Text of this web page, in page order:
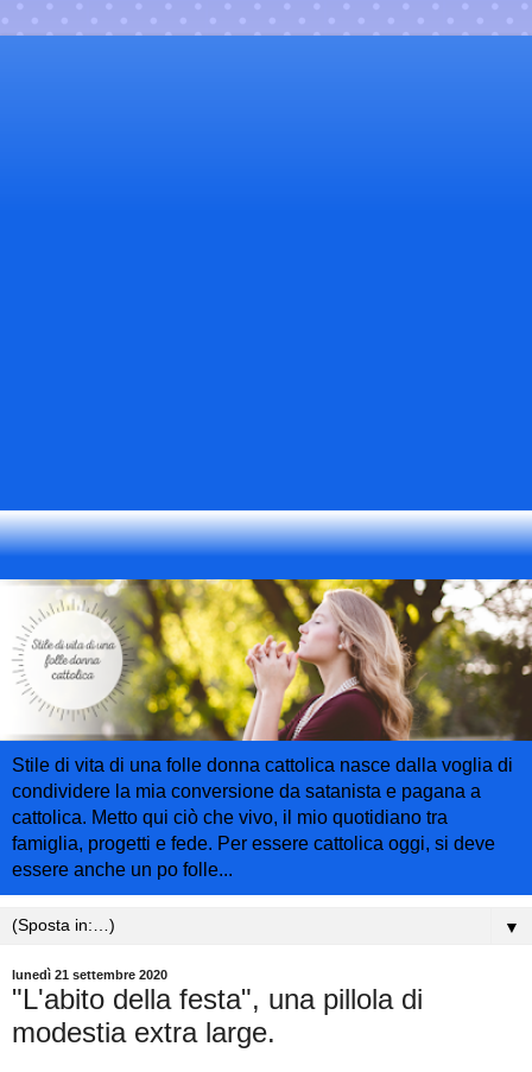
Stile di vita di una folle donna cattolica nasce dalla voglia di
condividere la mia conversione da satanista e pagana a
cattolica. Metto qui ciò che vivo, il mio quotidiano tra
famiglia, progetti e fede. Per essere cattolica oggi, si deve
essere anche un po folle...
▼
lunedì 21 settembre 2020
"L'abito della festa", una pillola di
modestia extra large.